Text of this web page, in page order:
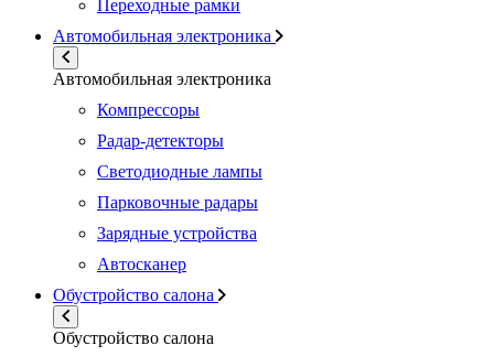
Переходные рамки
Автомобильная электроника
Автомобильная электроника
Компрессоры
Радар-детекторы
Светодиодные лампы
Парковочные радары
Зарядные устройства
Автосканер
Обустройство салона
Обустройство салона